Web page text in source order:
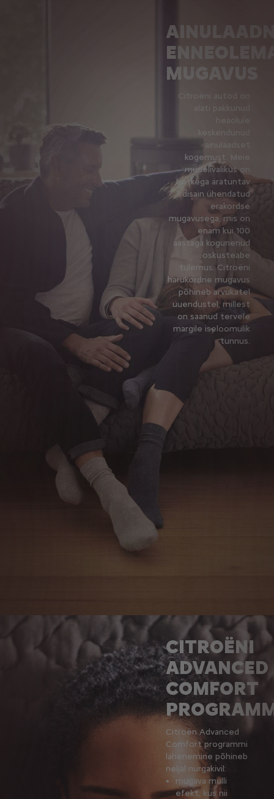
MUGAVUS
Citroëni autod on
alati pakkunud
heaolule
keskendunud
ainulaadset
kogemust. Meie
mudelivalikus on
hetkega äratuntav
disain ühendatud
erakordse
mugavusega, mis on
enam kui 100
aastaga kogunenud
oskusteabe
tulemus. Citroëni
harukordne mugavus
põhineb arvukatel
uuendustel, millest
on saanud tervele
margile iseloomulik
tunnus.
CITROËNI
ADVANCED
COMFORT
Citroën Advanced
Comfort programmi
lähenemine põhineb
neljal nurgakivil:
mugava mulli
efekt, kus nii